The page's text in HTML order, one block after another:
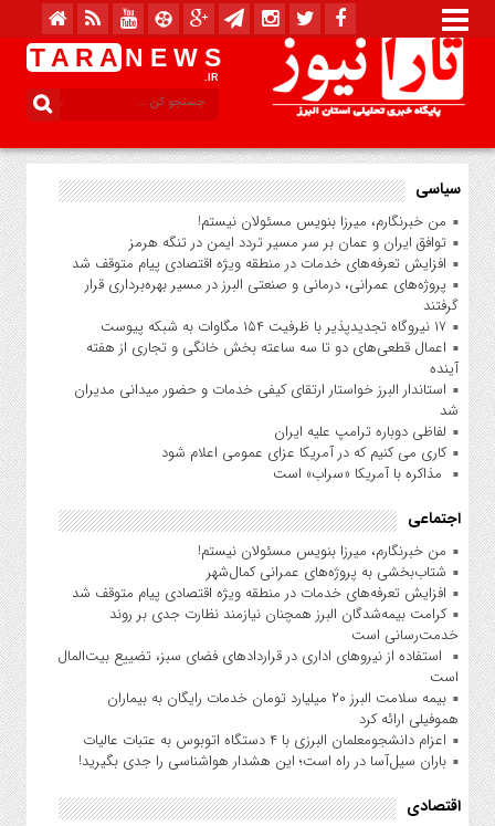
T A R A N E W S
.IR
سیاسی
من خبرنگارم، میرزا بنویس مسئولان نیستم!
توافق ایران و عمان بر سر مسیر تردد ایمن در تنگه هرمز
افزایش تعرفه‌های خدمات در منطقه ویژه اقتصادی پیام متوقف شد
پروژه‌های عمرانی، درمانی و صنعتی البرز در مسیر بهره‌برداری قرار
گرفتند
۱۷ نیروگاه تجدیدپذیر با ظرفیت ۱۵۴ مگاوات به شبکه پیوست
اعمال قطعی‌های دو تا سه ساعته بخش خانگی و تجاری از هفته
آینده
استاندار البرز خواستار ارتقای کیفی خدمات و حضور میدانی مدیران
شد
لفاظی دوباره ترامپ علیه ایران
کاری می کنیم که در آمریکا عزای عمومی اعلام شود
مذاکره با آمریکا «سراب» است
اجتماعی
من خبرنگارم، میرزا بنویس مسئولان نیستم!
شتاب‌بخشی به پروژه‌های عمرانی کمال‌شهر
افزایش تعرفه‌های خدمات در منطقه ویژه اقتصادی پیام متوقف شد
کرامت بیمه‌شدگان البرز همچنان نیازمند نظارت جدی بر روند
خدمت‌رسانی است
استفاده از نیروهای اداری در قراردادهای فضای سبز، تضییع بیت‌المال
است
بیمه سلامت البرز ۲۰ میلیارد تومان خدمات رایگان به بیماران
هموفیلی ارائه کرد
اعزام دانشجو‌معلمان البرزی با ۴ دستگاه اتوبوس به عتبات عالیات
باران سیل‌آسا در راه است؛ این هشدار هواشناسی را جدی بگیرید!
اقتصادی